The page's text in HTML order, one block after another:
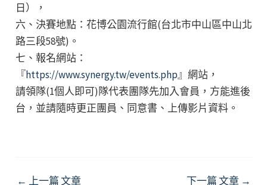
日），
六、決賽地點：花博公園流行館(台北市中山區中山北
路三段58號)。
七、報名網站：
『https://www.synergy.tw/events.php』網站，
請領隊(1個人即可)隊代表團隊先加入會員，方能進後
台，並請隨時更正團員、同意書、上傳影片資料。
Post
← 上一篇 文章 下一篇 文章 →